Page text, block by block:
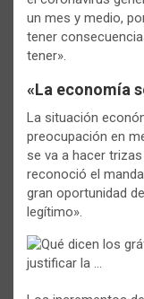
un mes y medio,
tener
tener».
«La economía
La situación
preocupación en
se va a hacer
reconoció el
gran oportunidad
legítimo».